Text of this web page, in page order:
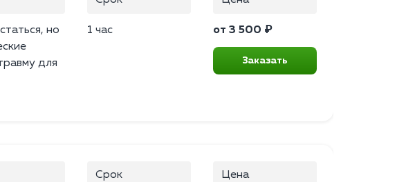
но
для
1 час от 3 500 ₽
Заказать
Срок Цена